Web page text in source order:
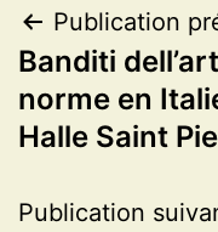
de
l’article
Publication
Banditi
norme en
Halle Saint
Publication